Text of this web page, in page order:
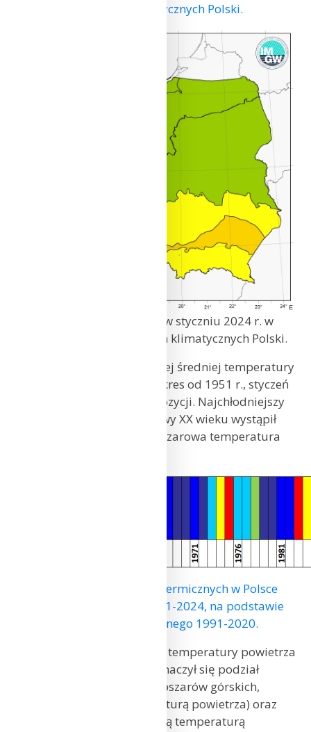
regionach klimatycznych Polski.
Klasyfikacja termiczna w styczniu 2024 r. w
poszczególnych regionach klimatycznych Polski.
Według klasyfikacji rangowej średniej temperatury
miesięcznej, obejmującej okres od 1951 r., styczeń
2024 r. plasuje się na 24. pozycji. Najchłodniejszy
styczeń od początku II połowy XX wieku wystąpił
w 1987 r., kiedy średnia obszarowa temperatura
Klasyfikacja warunków termicznych w Polsce
w styczniu, w okresie 1951-2024, na podstawie
norm okresu normalnego 1991-2020.
Przestrzenne zróżnicowanie temperatury powietrza
w styczniu pokazuje, że zaznaczył się podział
na Polskę zachodnią (bez obszarów górskich,
z dodatnią średnią temperaturą powietrza) oraz
wschodnią (z ujemną średnią temperaturą